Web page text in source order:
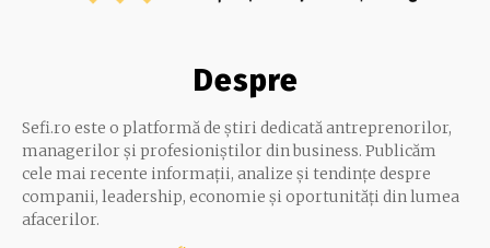
Despre
Sefi.ro este o platformă de știri dedicată antreprenorilor,
managerilor și profesioniștilor din business. Publicăm
cele mai recente informații, analize și tendințe despre
companii, leadership, economie și oportunități din lumea
afacerilor.